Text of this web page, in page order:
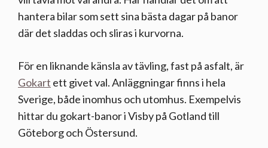
hantera bilar som sett sina bästa dagar på banor
där det sladdas och sliras i kurvorna.
För en liknande känsla av tävling, fast på asfalt, är
Gokart ett givet val. Anläggningar finns i hela
Sverige, både inomhus och utomhus. Exempelvis
hittar du gokart-banor i Visby på Gotland till
Göteborg och Östersund.